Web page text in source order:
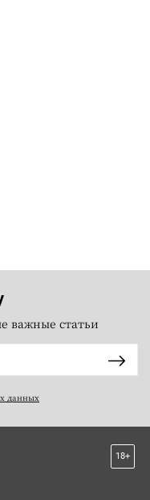
важные статьи
данных
18+